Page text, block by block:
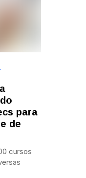
para
de
cursos